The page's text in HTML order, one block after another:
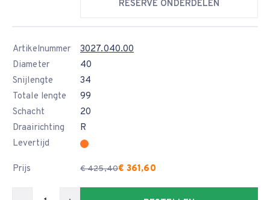
RESERVE ONDERDELEN
Artikelnummer
3027.040.00
Diameter
40
Snijlengte
34
Totale lengte
99
Schacht
20
Draairichting
R
Levertijd
Prijs € 425,40€ 361,60